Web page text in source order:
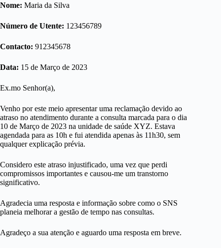
Nome: Maria da Silva
Número de Utente: 123456789
Contacto: 912345678
Data: 15 de Março de 2023
Ex.mo Senhor(a),
Venho por este meio apresentar uma reclamação devido ao
atraso no atendimento durante a consulta marcada para o dia
10 de Março de 2023 na unidade de saúde XYZ. Estava
agendada para as 10h e fui atendida apenas às 11h30, sem
qualquer explicação prévia.
Considero este atraso injustificado, uma vez que perdi
compromissos importantes e causou-me um transtorno
significativo.
Agradecia uma resposta e informação sobre como o SNS
planeia melhorar a gestão de tempo nas consultas.
Agradeço a sua atenção e aguardo uma resposta em breve.